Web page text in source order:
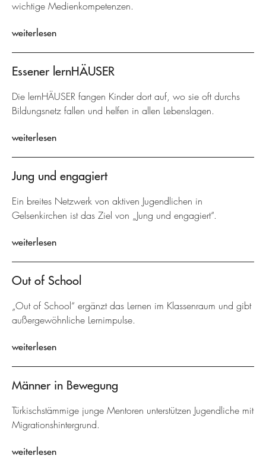
wichtige Medienkompetenzen.
weiterlesen
Essener lernHÄUSER
Die lernHÄUSER fangen Kinder dort auf, wo sie oft durchs
Bildungsnetz fallen und helfen in allen Lebenslagen.
weiterlesen
Jung und engagiert
Ein breites Netzwerk von aktiven Jugendlichen in
Gelsenkirchen ist das Ziel von „Jung und engagiert“.
weiterlesen
Out of School
„Out of School“ ergänzt das Lernen im Klassenraum und gibt
außergewöhnliche Lernimpulse.
weiterlesen
Männer in Bewegung
Türkischstämmige junge Mentoren unterstützen Jugendliche mit
Migrationshintergrund.
weiterlesen